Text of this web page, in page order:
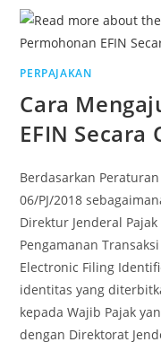
PERPAJAKAN
Cara
EFIN Secara
Berdasarkan
06/PJ/2018
Direktur Jenderal
Pengamanan
Electronic Filing
identitas yang
kepada Wajib Pajak
dengan Direktorat